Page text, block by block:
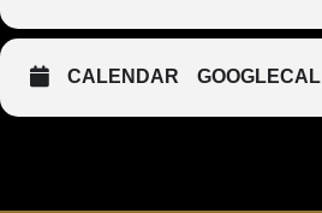
CALENDAR GOOGLECAL